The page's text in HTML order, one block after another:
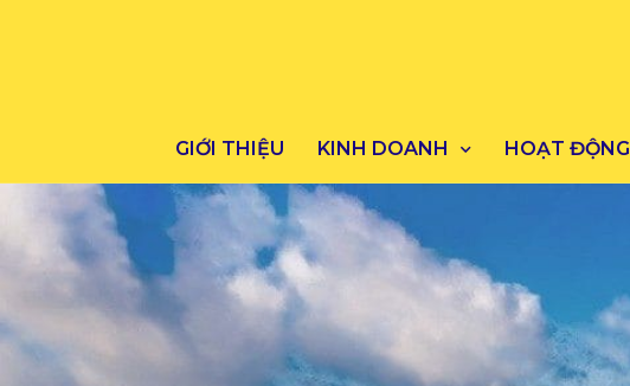
GIỚI THIỆU KINH DOANH HOẠT ĐỘNG